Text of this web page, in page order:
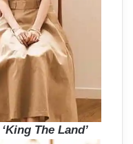
‘King The Land’